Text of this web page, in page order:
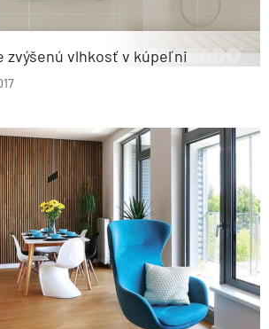
zvýšenú vlhkosť v kúpeľni